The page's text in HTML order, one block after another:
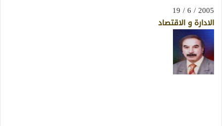
2005 / 6 / 19
الادارة و الاقتصاد